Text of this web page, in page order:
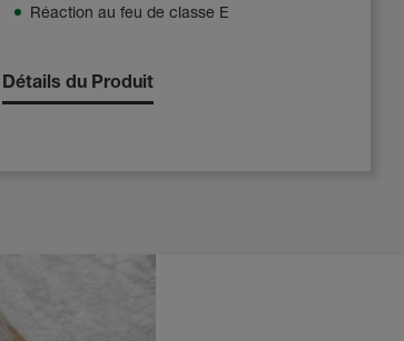
Réaction au feu de classe E
Détails du Produit